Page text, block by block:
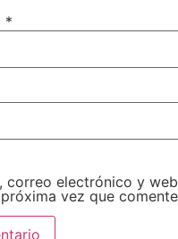
*
correo electrónico y
vez que